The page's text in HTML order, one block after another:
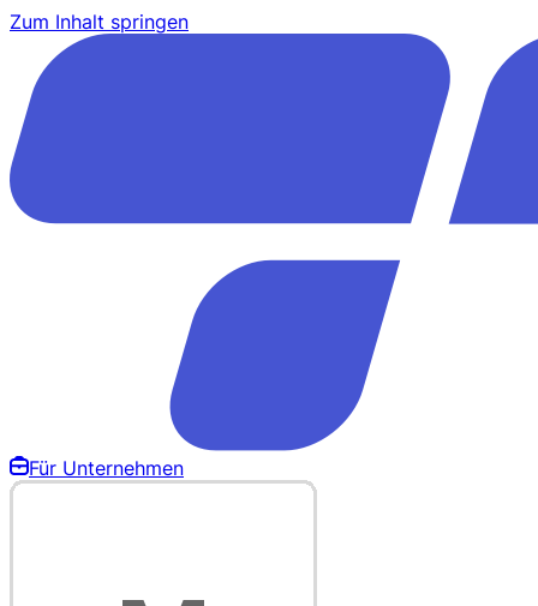
Zum Inhalt springen
Für Unternehmen